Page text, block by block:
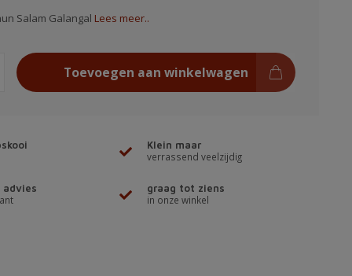
Salam Galangal Lees meer..
Toevoegen aan winkelwagen
Klein maar
verrassend veelzijdig
advies
graag tot ziens
in onze winkel